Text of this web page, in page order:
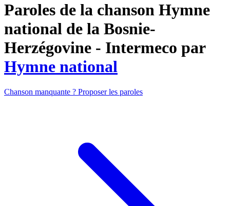
Paroles de la chanson Hymne
national de la Bosnie-
Herzégovine - Intermeco par
Hymne national
Chanson manquante ? Proposer les paroles